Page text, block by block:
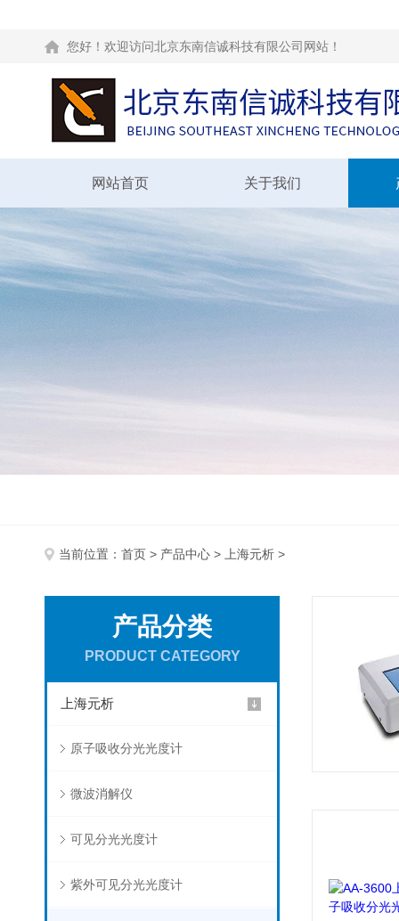
您好！欢迎访问北京东南信诚科技有限公司网站！
网站首页 关于我们
当前位置： 首页 > 产品中心 > 上海元析 >
产品分类
PRODUCT CATEGORY
上海元析
原子吸收分光光度计
微波消解仪
可见分光光度计
紫外可见分光光度计